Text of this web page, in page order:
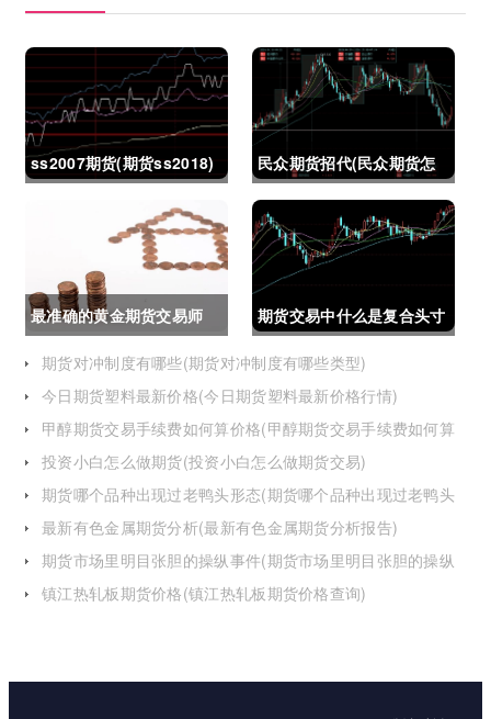
ss2007期货(期货ss2018)
民众期货招代(民众期货怎
么了)
最准确的黄金期货交易师
(最准确的黄金期货交易师
是谁)
期货交易中什么是复合头寸
(期货交易中什么是复合头
寸交易)
期货对冲制度有哪些(期货对冲制度有哪些类型)
今日期货塑料最新价格(今日期货塑料最新价格行情)
甲醇期货交易手续费如何算价格(甲醇期货交易手续费如何算
价格的)
投资小白怎么做期货(投资小白怎么做期货交易)
期货哪个品种出现过老鸭头形态(期货哪个品种出现过老鸭头
形态的变化)
最新有色金属期货分析(最新有色金属期货分析报告)
期货市场里明目张胆的操纵事件(期货市场里明目张胆的操纵
事件是什么)
镇江热轧板期货价格(镇江热轧板期货价格查询)